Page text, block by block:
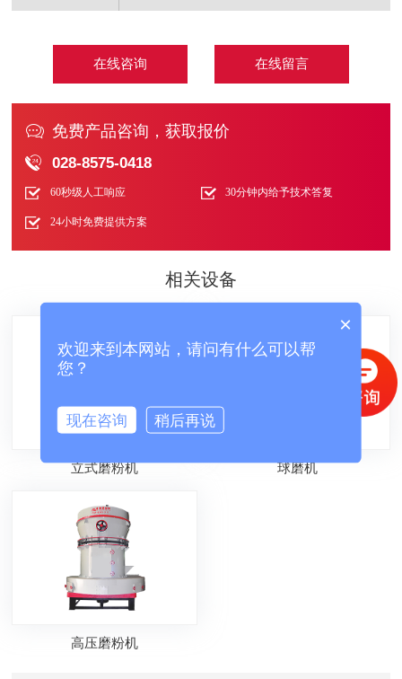
在线咨询 在线留言
 免费产品咨询，获取报价
 028-8575-0418
60秒级人工响应 30分钟内给予技术答复
24小时免费提供方案
相关设备
立式磨粉机 球磨机
高压磨粉机
×
欢迎来到本网站，请问有什么可以帮
您？
现在咨询 稍后再说